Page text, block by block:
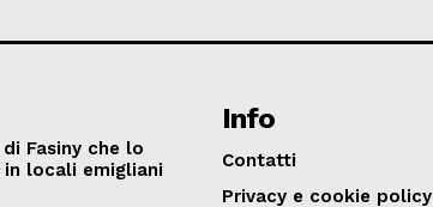
Fasiny che lo
locali emigliani
Info
Contatti
Privacy e cookie policy